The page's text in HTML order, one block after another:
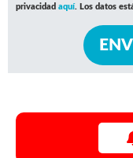
privacidad aquí. Los datos